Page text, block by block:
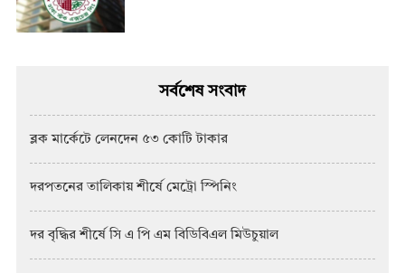
সর্বশেষ সংবাদ
ব্লক মার্কেটে লেনদেন ৫৩ কোটি টাকার
দরপতনের তালিকায় শীর্ষে মেট্রো স্পিনিং
দর বৃদ্ধির শীর্ষে সি এ পি এম বিডিবিএল মিউচুয়াল